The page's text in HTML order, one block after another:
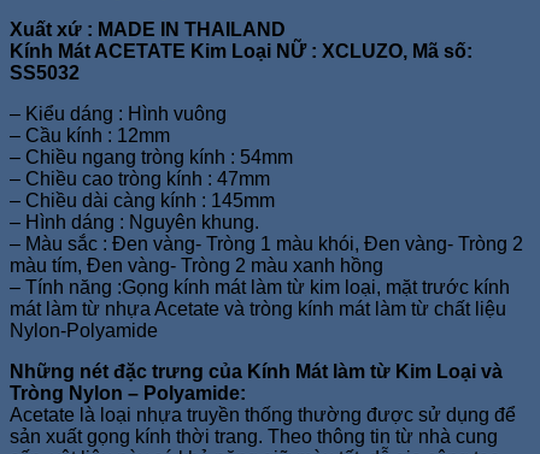
Xuất xứ : MADE IN THAILAND
Kính Mát ACETATE Kim Loại NỮ : XCLUZO, Mã số:
SS5032
– Kiểu dáng : Hình vuông
– Cầu kính : 12mm
– Chiều ngang tròng kính : 54mm
– Chiều cao tròng kính : 47mm
– Chiều dài càng kính : 145mm
– Hình dáng : Nguyên khung.
– Màu sắc : Đen vàng- Tròng 1 màu khói, Đen vàng- Tròng 2
màu tím, Đen vàng- Tròng 2 màu xanh hồng
– Tính năng :Gọng kính mát làm từ kim loại, mặt trước kính
mát làm từ nhựa Acetate và tròng kính mát làm từ chất liệu
Nylon-Polyamide
Những nét đặc trưng của Kính Mát làm từ Kim Loại và
Tròng Nylon – Polyamide:
Acetate là loại nhựa truyền thống thường được sử dụng để
sản xuất gọng kính thời trang. Theo thông tin từ nhà cung